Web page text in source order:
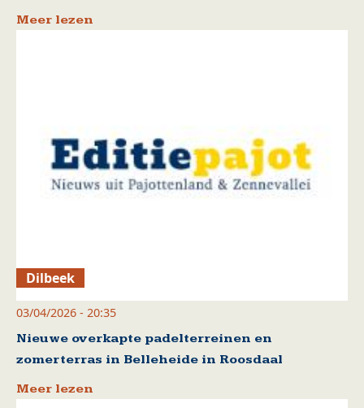
Meer lezen
Dilbeek
03/04/2026 - 20:35
Nieuwe overkapte padelterreinen en
zomerterras in Belleheide in Roosdaal
Meer lezen